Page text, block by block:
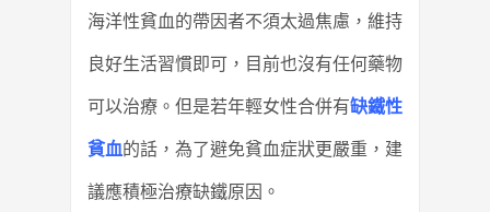
海洋性貧血的帶因者不須太過焦慮，維持
良好生活習慣即可，目前也沒有任何藥物
可以治療。但是若年輕女性合併有缺鐵性
貧血的話，為了避免貧血症狀更嚴重，建
議應積極治療缺鐵原因。